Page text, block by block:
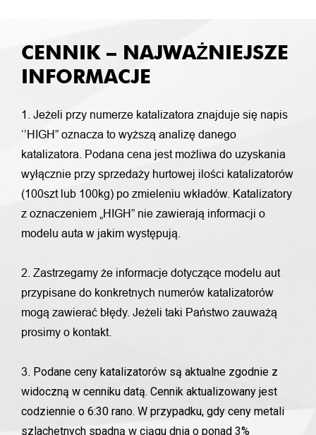
CENNIK – NAJWAŻNIEJSZE
INFORMACJE
1. Jeżeli przy numerze katalizatora znajduje się napis
‘’HIGH” oznacza to wyższą analizę danego
katalizatora. Podana cena jest możliwa do uzyskania
wyłącznie przy sprzedaży hurtowej ilości katalizatorów
(100szt lub 100kg) po zmieleniu wkładów. Katalizatory
z oznaczeniem „HIGH” nie zawierają informacji o
modelu auta w jakim występują.
2. Zastrzegamy że informacje dotyczące modelu aut
przypisane do konkretnych numerów katalizatorów
mogą zawierać błędy. Jeżeli taki Państwo zauważą
prosimy o kontakt.
3. Podane ceny katalizatorów są aktualne zgodnie z
widoczną w cenniku datą. Cennik aktualizowany jest
codziennie o 6:30 rano. W przypadku, gdy ceny metali
szlachetnych spadną w ciągu dnia o ponad 3%